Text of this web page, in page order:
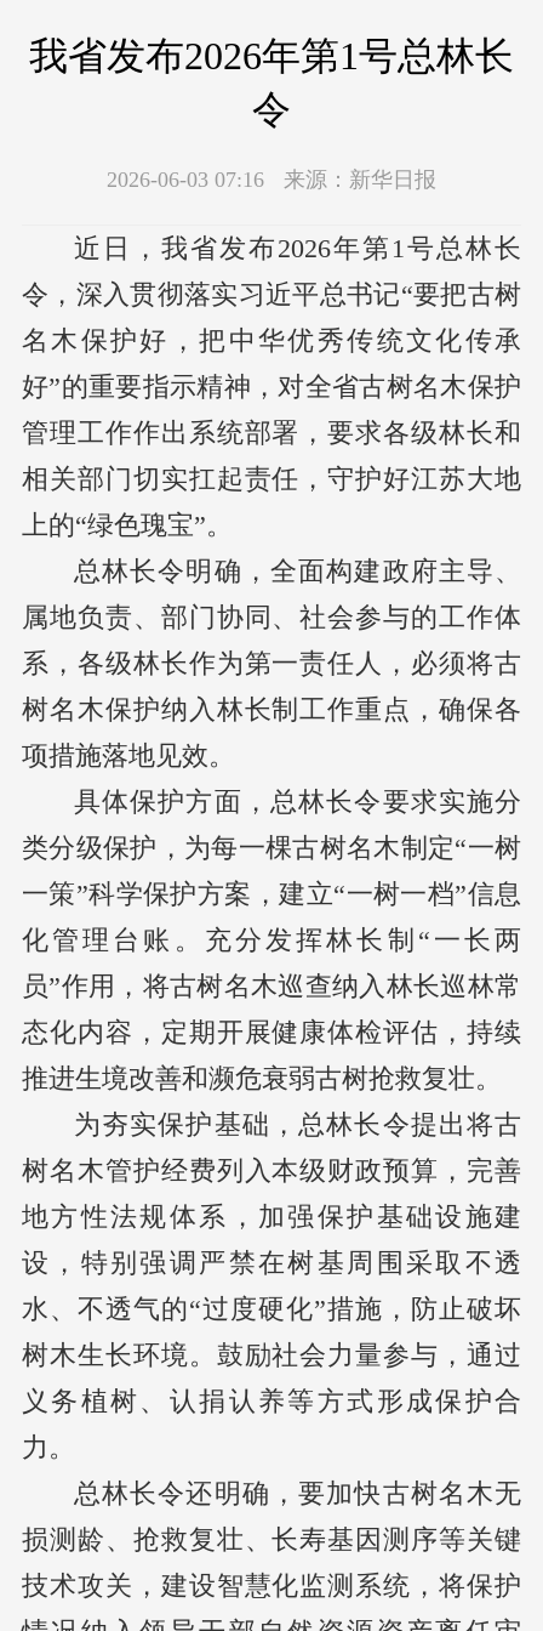
我省发布2026年第1号总林长
令
2026-06-03 07:16 来源： 新华日报
近日，我省发布2026年第1号总林长
令，深入贯彻落实习近平总书记“要把古树
名木保护好，把中华优秀传统文化传承
好”的重要指示精神，对全省古树名木保护
管理工作作出系统部署，要求各级林长和
相关部门切实扛起责任，守护好江苏大地
上的“绿色瑰宝”。
总林长令明确，全面构建政府主导、
属地负责、部门协同、社会参与的工作体
系，各级林长作为第一责任人，必须将古
树名木保护纳入林长制工作重点，确保各
项措施落地见效。
具体保护方面，总林长令要求实施分
类分级保护，为每一棵古树名木制定“一树
一策”科学保护方案，建立“一树一档”信息
化管理台账。充分发挥林长制“一长两
员”作用，将古树名木巡查纳入林长巡林常
态化内容，定期开展健康体检评估，持续
推进生境改善和濒危衰弱古树抢救复壮。
为夯实保护基础，总林长令提出将古
树名木管护经费列入本级财政预算，完善
地方性法规体系，加强保护基础设施建
设，特别强调严禁在树基周围采取不透
水、不透气的“过度硬化”措施，防止破坏
树木生长环境。鼓励社会力量参与，通过
义务植树、认捐认养等方式形成保护合
力。
总林长令还明确，要加快古树名木无
损测龄、抢救复壮、长寿基因测序等关键
技术攻关，建设智慧化监测系统，将保护